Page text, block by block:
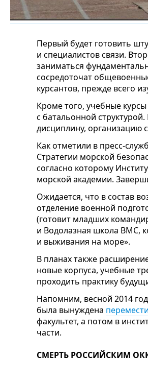
Первый будет готовить
и специалистов связи.
заниматься
сосредоточат
курсантов, прежде всего
Кроме того, учебные
с батальонной
дисциплину, организацию
Как отметили в пресс-
Стратегии морской
согласно которому
морской академии.
Ожидается, что в состав
отделение военной
(готовит младших
и Водолазная школа ВМС,
и выживания на море».
В планах также
новые корпуса, учебные
проходить практику
Напомним, весной 2014
была вынуждена
факультет, а потом в
части.
СМЕРТЬ РОССИЙСКИМ